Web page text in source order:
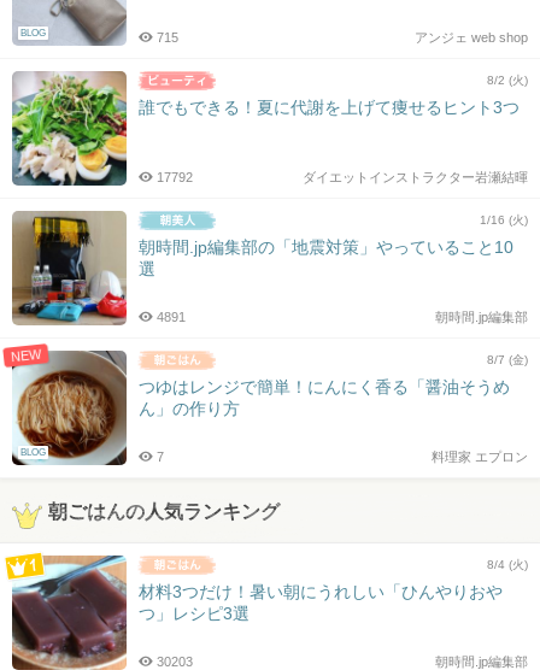
BLOG アンジェ web shop
715
8/2 (火)
誰でもできる！夏に代謝を上げて痩せるヒント3つ
ダイエットインストラクター岩瀬結暉
17792
1/16 (火)
朝時間.jp編集部の「地震対策」やっていること10
選
朝時間.jp編集部
4891
NEW
BLOG
8/7 (金)
つゆはレンジで簡単！にんにく香る「醤油そうめ
ん」の作り方
料理家 エプロン
7
朝ごはんの人気ランキング
8/4 (火)
材料3つだけ！暑い朝にうれしい「ひんやりおや
つ」レシピ3選
朝時間.jp編集部
30203